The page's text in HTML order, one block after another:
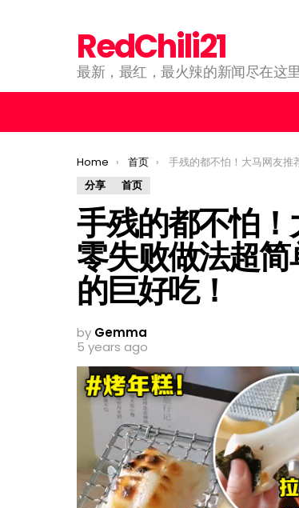
RedChili21
最新，最红，最火辣的新闻尽在这
You are here:
Home 首页
手残的都不怕！大马网友推荐【2种小点心】零失败做法超简单！评
分享
首页
手残的都不怕！
零失败做法超
的巨好吃！
by Gemma
5 years ago